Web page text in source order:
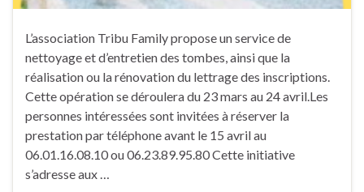
L’association Tribu Family propose un service de
nettoyage et d’entretien des tombes, ainsi que la
réalisation ou la rénovation du lettrage des inscriptions.
Cette opération se déroulera du 23 mars au 24 avril.Les
personnes intéressées sont invitées à réserver la
prestation par téléphone avant le 15 avril au
06.01.16.08.10 ou 06.23.89.95.80 Cette initiative
s’adresse aux …